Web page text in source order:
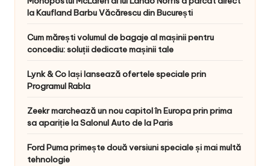
la Kaufland Barbu Văcărescu din București
Cum mărești volumul de bagaje al mașinii pentru
concediu: soluții dedicate mașinii tale
Lynk & Co Iași lansează ofertele speciale prin
Programul Rabla
Zeekr marchează un nou capitol în Europa prin prima
sa apariție la Salonul Auto de la Paris
Ford Puma primește două versiuni speciale și mai multă
tehnologie